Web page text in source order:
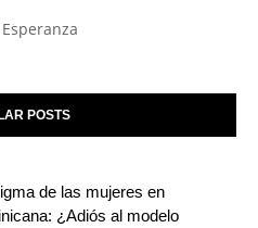
POSTS
de las mujeres en
¿Adiós al modelo